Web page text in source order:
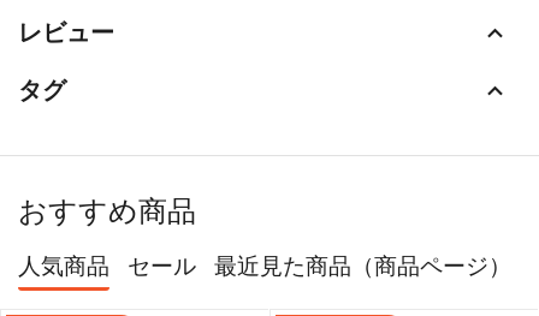
レビュー
タグ
おすすめ商品
人気商品 セール 最近見た商品（商品ページ）